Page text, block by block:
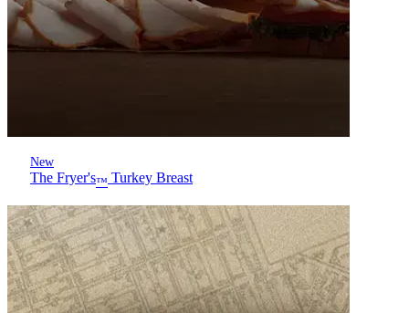
New
The Fryer's™ Turkey Breast